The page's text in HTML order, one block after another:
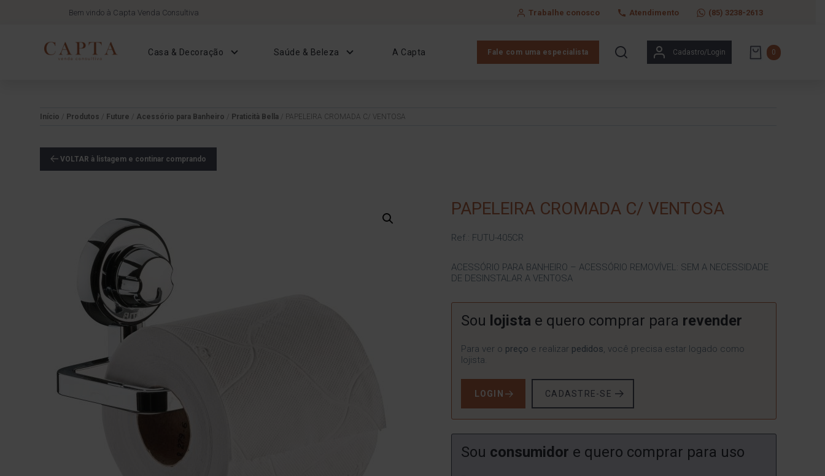
Bem vindo à Capta Venda Consultiva Trabalhe conosco Atendimento (85) 3238-2613
Casa & Decoração Saúde & Beleza A Capta Fale com uma especialista Cadastro/Login 0
Início Produtos Future Acessório para Banheiro Praticità Bella/ PAPELEIRA CROMADA C/ VENTOSA
VOLTAR à listagem e continar comprando
PAPELEIRA CROMADA C/ VENTOSA
Ref.: FUTU-405CR
ACESSÓRIO PARA BANHEIRO – ACESSÓRIO REMOVÍVEL: SEM A NECESSIDADE
DE DESINSTALAR A VENTOSA
Sou lojista e quero comprar para revender
Para ver o preço e realizar pedidos , você precisa estar logado como
lojista.
LOGIN CADASTRE-SE
Sou consumidor e quero comprar para uso